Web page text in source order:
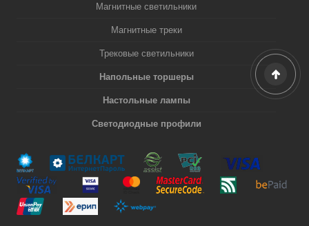
Магнитные светильники
Магнитные треки
Трековые светильники
Напольные торшеры
Настольные лампы
Светодиодные профили